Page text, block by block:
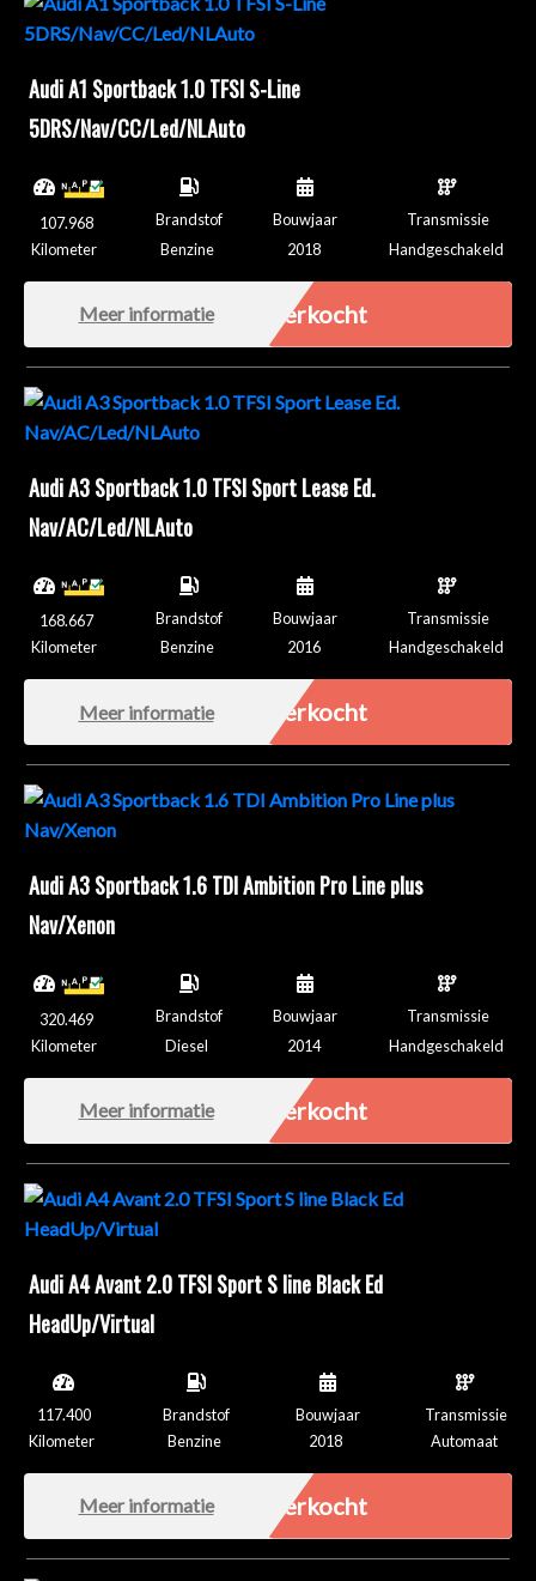
Audi A1 Sportback 1.0 TFSI S-Line
5DRS/Nav/CC/Led/NLAuto
107.968
Kilometer
Brandstof
Benzine
Bouwjaar
2018
Transmissie
Handgeschakeld
Meer informatie Verkocht
Audi A3 Sportback 1.0 TFSI Sport Lease Ed.
Nav/AC/Led/NLAuto
168.667
Kilometer
Brandstof
Benzine
Bouwjaar
2016
Transmissie
Handgeschakeld
Meer informatie Verkocht
Audi A3 Sportback 1.6 TDI Ambition Pro Line plus
Nav/Xenon
320.469
Kilometer
Brandstof
Diesel
Bouwjaar
2014
Transmissie
Handgeschakeld
Meer informatie Verkocht
Audi A4 Avant 2.0 TFSI Sport S line Black Ed
HeadUp/Virtual
117.400
Kilometer
Brandstof
Benzine
Bouwjaar
2018
Transmissie
Automaat
Meer informatie Verkocht